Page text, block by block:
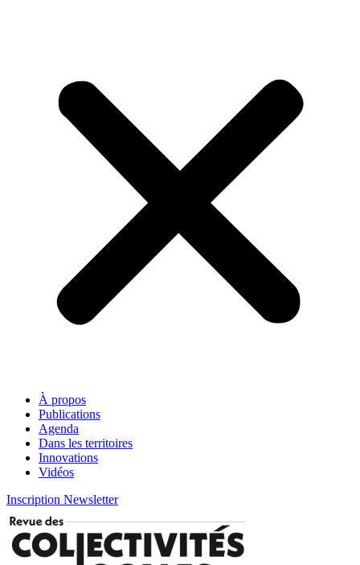
À propos
Publications
Agenda
Dans les territoires
Innovations
Vidéos
Inscription Newsletter